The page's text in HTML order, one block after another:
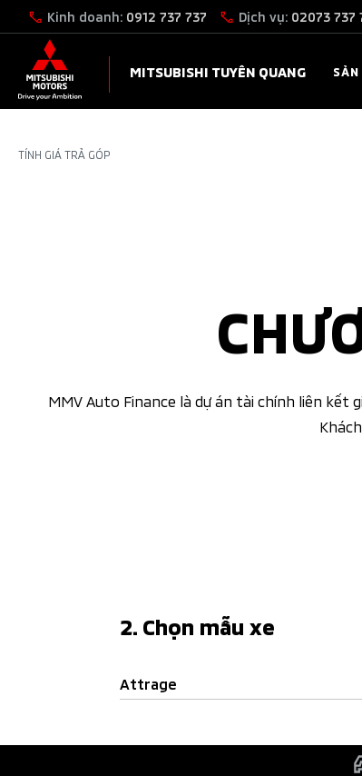
MITSUBISHI TUYÊN QUANG
Kinh doanh: 0912 737 737 Dịch vụ: 02073 737
TÍNH GIÁ TRẢ GÓP
MMV Auto Finance là dự án tài chính liên kết
2. Chọn mẫu xe
Attrage